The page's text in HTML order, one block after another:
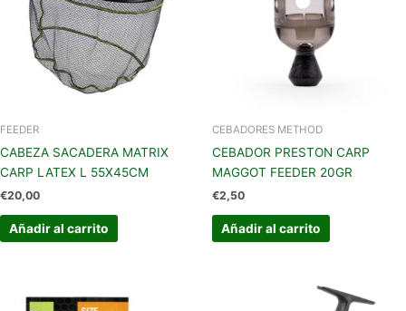
FEEDER
CABEZA SACADERA MATRIX
CARP LATEX L 55X45CM
€20,00
Añadir al carrito
CEBADORES METHOD
CEBADOR PRESTON CARP
MAGGOT FEEDER 20GR
€2,50
Añadir al carrito